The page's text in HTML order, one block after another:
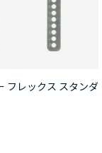
フレックス スタンダ